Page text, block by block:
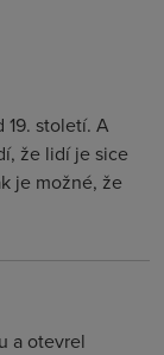
19. století. A
že lidí je sice
je možné, že
a otevrel